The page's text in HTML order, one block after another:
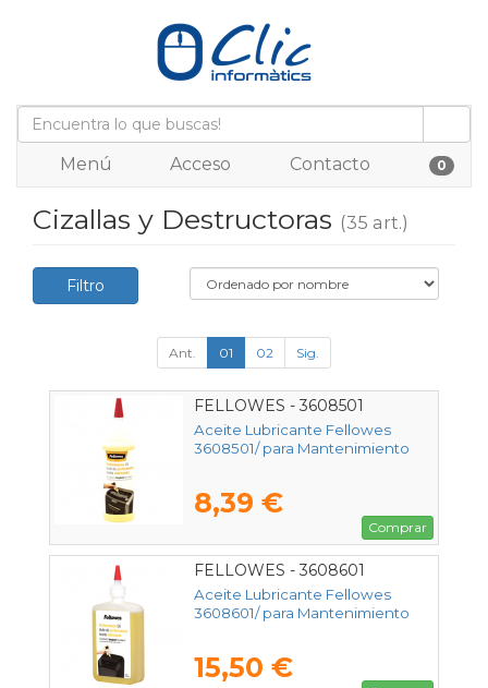
Menú Acceso Contacto 0
Cizallas y Destructoras (35 art.)
Filtro
Ant. 01 02 Sig.
FELLOWES - 3608501
Aceite Lubricante Fellowes
3608501/ para Mantenimiento
8,39 €
Comprar
FELLOWES - 3608601
Aceite Lubricante Fellowes
3608601/ para Mantenimiento
15,50 €